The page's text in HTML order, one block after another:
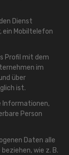
Dienst
ein Mobiltelefon
Profil mit dem
im
über
ist.
Informationen,
Person
Daten alle
wie z. B.